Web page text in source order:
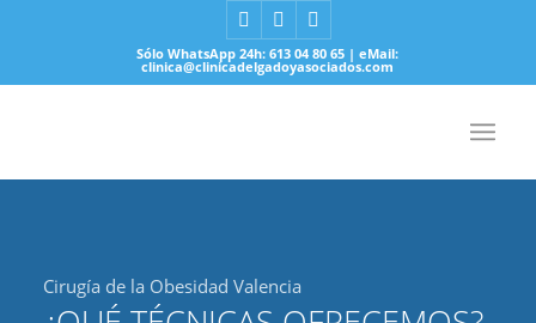
Sólo WhatsApp 24h: 613 04 80 65 | eMail:
clinica@clinicadelgadoyasociados.com
Cirugía de la Obesidad Valencia